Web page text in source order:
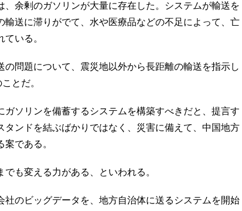
余剰のガソリンが大量に存在した。システムが輸送を
輸送に滞りがでて、水や医療品などの不足によって、亡
いる。
問題について、震災地以外から長距離の輸送を指示し
とだ。
ソリンを備蓄するシステムを構築すべきだと、提言す
タンドを結ぶばかりではなく、災害に備えて、中国地方
である。
も変える力がある、といわれる。
のビッグデータを、地方自治体に送るシステムを開始